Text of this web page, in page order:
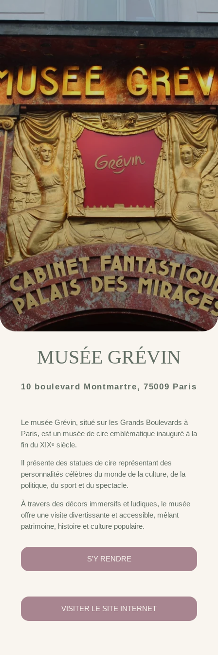
MUSÉE GRÉVIN
10 boulevard Montmartre, 75009 Paris
Le musée Grévin, situé sur les Grands Boulevards à
Paris, est un musée de cire emblématique inauguré à la
fin du XIXᵉ siècle.
Il présente des statues de cire représentant des
personnalités célèbres du monde de la culture, de la
politique, du sport et du spectacle.
À travers des décors immersifs et ludiques, le musée
offre une visite divertissante et accessible, mêlant
patrimoine, histoire et culture populaire.
S'Y RENDRE
VISITER LE SITE INTERNET